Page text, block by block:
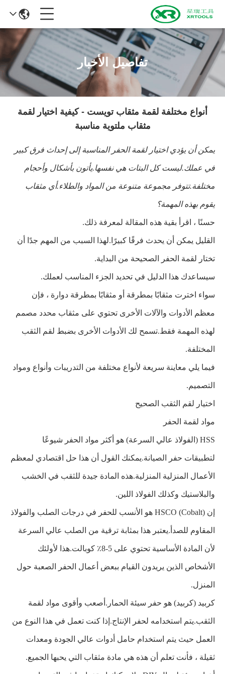
تفاصيل الأخبار
أنواع مختلفة لقمة مثقاب تويست - كيفية اختيار لقمة
مثقاب ملتوية مناسبة
يمكن أن يؤدي اختيار لقمة الحفر المناسبة إلى إحداث فرق كبير
في عملك.ليست كل البتات هي نفسها.يأتون بأشكال وأحجام
مختلفة.تتوفر مجموعة متنوعة من المواد والطلاء.أي مثقاب
يقوم بهذه المهمة؟
حسنًا ، اقرأ بقية هذه المقالة لمعرفة ذلك.
القليل يمكن أن يحدث فرقًا كبيرًا.لهذا السبب من المهم جدًا أن
تختار لقمة الحفر الصحيحة من البداية.
سيساعدك هذا الدليل في تحديد الجزء المناسب لعملك.
سواء اخترت مثقابًا بمطرقة أو مثقابًا بمطرقة دوارة ، فإن
معظم الأدوات والآلات الأخرى تحتوي على مثقاب محدد مصمم
لهذه المهمة فقط.تسمح لك الأدوات الأخرى بضبط لقم الثقب
المختلفة.
فيما يلي معاينة سريعة لأنواع مختلفة من التدريبات وأنواع ومواد
التصميم.
اختيار لقم الثقب الصحيح
مواد لقمة الحفر
HSS (الفولاذ عالي السرعة) هو أكثر مواد الحفر شيوعًا
لتطبيقات حفر الصيانة.يمكنك القول أن هذا حل اقتصادي لمعظم
الأعمال المنزلية المنزلية.هذه المادة جيدة للثقب في الخشب
والبلاستيك وكذلك الفولاذ اللين.
إن HSCO (Cobalt) هو الأنسب للحفر في درجات الصلب والفولاذ
المقاوم للصدأ.يعتبر هذا بمثابة ترقية من الصلب عالي السرعة
لأن المادة الأساسية تحتوي على 5-8٪ كوبالت.هذا لأولئك
الأشخاص الذين يريدون القيام ببعض أعمال الحفر الصعبة حول
المنزل.
كربيد (كربيد) هو حفر سيئة الحمار.أصعب وأقوى مواد لقمة
الثقب.يتم استخدامه لحفر الإنتاج.إذا كنت تعمل في هذا النوع من
العمل حيث يتم استخدام حامل أدوات عالي الجودة ومعدات
ثقيلة ، فأنت تعلم أن هذه هي مادة مثقاب التي يحبها الجميع.